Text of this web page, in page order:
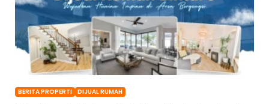
BERITA PROPERTI DIJUAL RUMAH